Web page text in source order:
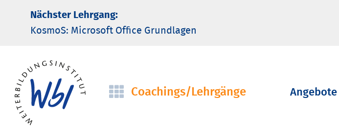
Nächster Lehrgang:
KosmoS: Microsoft Office Grund­lagen
Navigation
Coachings/­Lehrgänge
Navigation
Angebote